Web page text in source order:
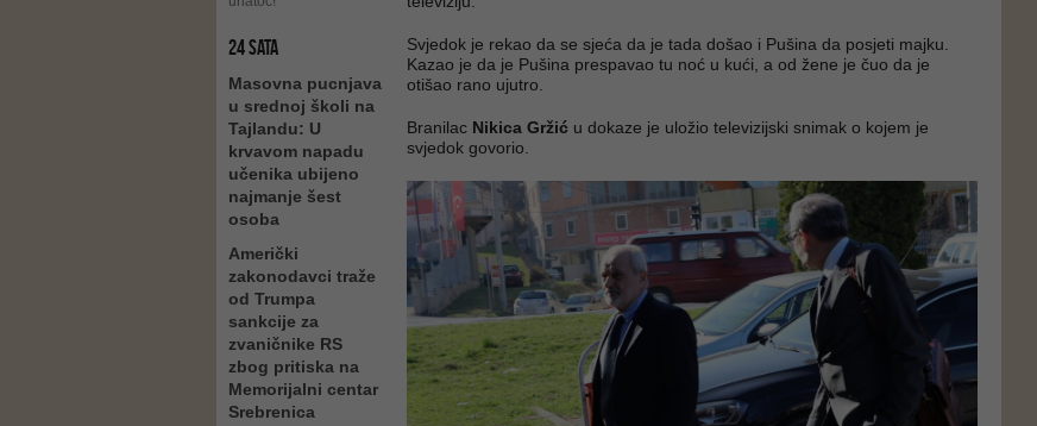
24 SATA
Masovna pucnjava
u srednoj školi na
Tajlandu: U
krvavom napadu
učenika ubijeno
najmanje šest
osoba
Američki
zakonodavci traže
od Trumpa
sankcije za
zvaničnike RS
zbog pritiska na
Memorijalni centar
Srebrenica
Svjedok je rekao da se sjeća da je tada došao i Pušina da posjeti majku.
Kazao je da je Pušina prespavao tu noć u kući, a od žene je čuo da je
otišao rano ujutro.
Branilac Nikica Gržić u dokaze je uložio televizijski snimak o kojem je
svjedok govorio.